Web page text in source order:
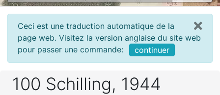
Ceci est une traduction automatique de la
page web. Visitez la version anglaise du site web
pour passer une commande:
continuer
100 Schilling, 1944